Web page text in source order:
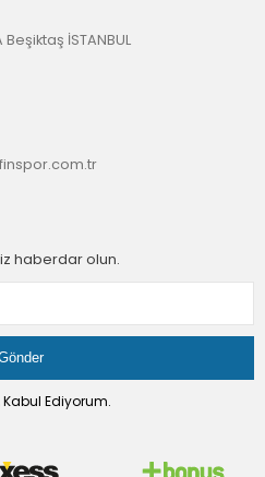
İSTANBUL
haberdar olun.
Ediyorum.